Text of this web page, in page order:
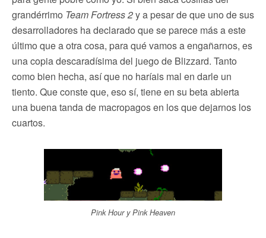
grandérrimo Team Fortress 2y a pesar de que uno de sus
desarrolladores ha declarado que se parece más a este
último que a otra cosa, para qué vamos a engañarnos, es
una copia descaradísima del juego de Blizzard. Tanto
como bien hecha, así que no haríais mal en darle un
tiento. Que conste que, eso sí, tiene en su beta abierta
una buena tanda de macropagos en los que dejarnos los
cuartos.
Pink Hour y Pink Heaven